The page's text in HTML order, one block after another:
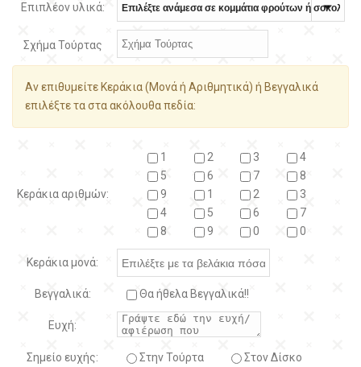
Επιπλέον υλικά:
Σχήμα Τούρτας
Αν επιθυμείτε Κεράκια (Μονά ή Αριθμητικά) ή Βεγγαλικά
επιλέξτε τα στα ακόλουθα πεδία:
Κεράκια αριθμών:
1 2 3
4
5
6 7
8
9
1 2
3
4
5 6
7
8
9 0 0
Κεράκια μονά:
Βεγγαλικά: Θα ήθελα Βεγγαλικά!!
Ευχή:
Σημείο ευχής: Στην Τούρτα Στον Δίσκο